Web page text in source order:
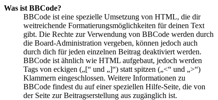
Was ist BBCode?
BBCode ist eine spezielle Umsetzung von HTML, die dir
weitreichende Formatierungsmöglichkeiten für deinen Text
gibt. Die Rechte zur Verwendung von BBCode werden durch
die Board-Administration vergeben, können jedoch auch
durch dich für jeden einzelnen Beitrag deaktiviert werden.
BBCode ist ähnlich wie HTML aufgebaut, jedoch werden
Tags von eckigen („[“ und „]“) statt spitzen („<“ und „>“)
Klammern eingeschlossen. Weitere Informationen zu
BBCode findest du auf einer speziellen Hilfe-Seite, die von
der Seite zur Beitragserstellung aus zugänglich ist.